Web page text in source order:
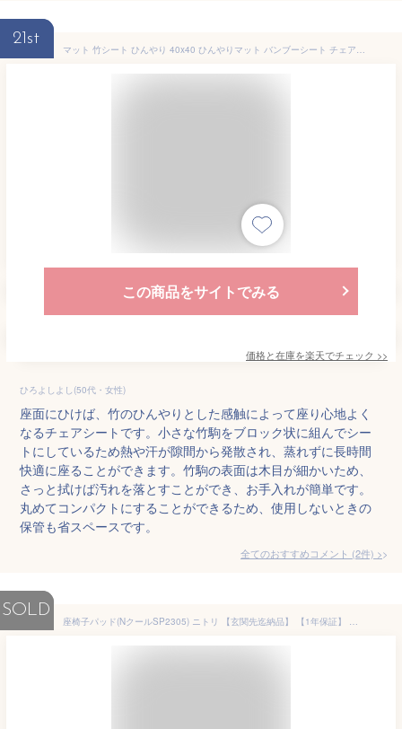
21st
マット 竹シート ひんやり 40x40 ひんやりマット バンブーシート チェアシート 敷きパッド 座布団 竹シート 冷却マット 竹シーツ 冷感 冷感 持ち運び 折り畳み 天然素材 和風 竹 冷たい 寝具 メッシュ
この商品をサイトでみる
価格と在庫を楽天でチェック >>
ひろよしよし(50代・女性)
座面にひけば、竹のひんやりとした感触によって座り心地よく
なるチェアシートです。小さな竹駒をブロック状に組んでシー
トにしているため熱や汗が隙間から発散され、蒸れずに長時間
快適に座ることができます。竹駒の表面は木目が細かいため、
さっと拭けば汚れを落とすことができ、お手入れが簡単です。
丸めてコンパクトにすることができるため、使用しないときの
保管も省スペースです。
全てのおすすめコメント (2件) >
SOLD
座椅子パッド(NクールSP2305) ニトリ 【玄関先迄納品】 【1年保証】 〔合計金額11000円以上送料無料対象商品〕